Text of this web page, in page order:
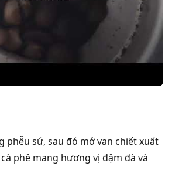
phễu sứ, sau đó mở van chiết xuất
phê mang hương vị đậm đà và